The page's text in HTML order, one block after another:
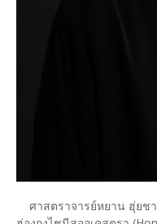
ศาสตราจารย์หยาน ฮุ่ยช